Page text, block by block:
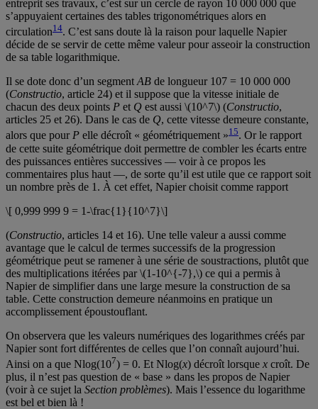
entreprit ses travaux, c’est sur un cercle de rayon 10 000 000 que
s’appuyaient certaines des tables trigonométriques alors en
circulation14. C’est sans doute là la raison pour laquelle Napier
décide de se servir de cette même valeur pour asseoir la construction
de sa table logarithmique.
Il se dote donc d’un segment AB de longueur 107 = 10 000 000
(Constructio, article 24) et il suppose que la vitesse initiale de
chacun des deux points P et Q est aussi \(10^7\) (Constructio,
articles 25 et 26). Dans le cas de Q, cette vitesse demeure constante,
alors que pourP elle décroît « géométriquement »15. Or le rapport
de cette suite géométrique doit permettre de combler les écarts entre
des puissances entières successives — voir à ce propos les
commentaires plus haut —, de sorte qu’il est utile que ce rapport soit
un nombre près de 1. À cet effet, Napier choisit comme rapport
\[ 0,999 999 9 = 1-\frac{1}{10^7}\]
(Constructio, articles 14 et 16). Une telle valeur a aussi comme
avantage que le calcul de termes successifs de la progression
géométrique peut se ramener à une série de soustractions, plutôt que
des multiplications itérées par \(1-10^{-7},\) ce qui a permis à
Napier de simplifier dans une large mesure la construction de sa
table. Cette construction demeure néanmoins en pratique un
accomplissement époustouflant.
On observera que les valeurs numériques des logarithmes créés par
Napier sont fort différentes de celles que l’on connaît aujourd’hui.
Ainsi on a que Nlog(107) = 0. Et Nlog(x) décroît lorsque x croît. De
plus, il n’est pas question de « base » dans les propos de Napier
(voir à ce sujet la Section problèmes). Mais l’essence du logarithme
est bel et bien là !